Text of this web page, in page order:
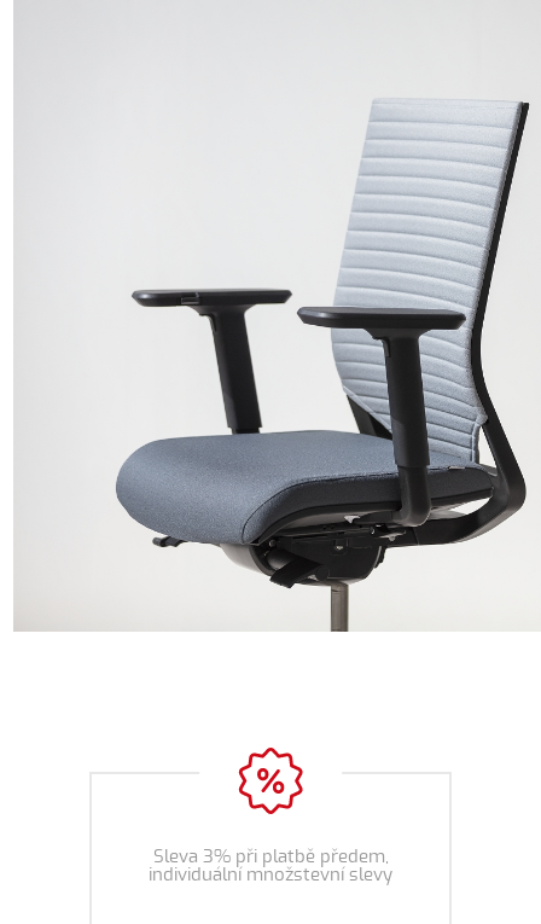
Sleva 3% při platbě předem,
individuální množstevní slevy